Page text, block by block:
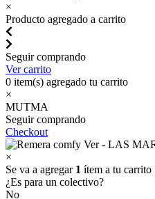
×
Producto agregado a carrito
Seguir comprando
Ver carrito
0 item(s) agregado tu carrito
×
MUTMA
Seguir comprando
Checkout
×
Se va a agregar 1 ítem a tu carrito
¿Es para un colectivo?
No